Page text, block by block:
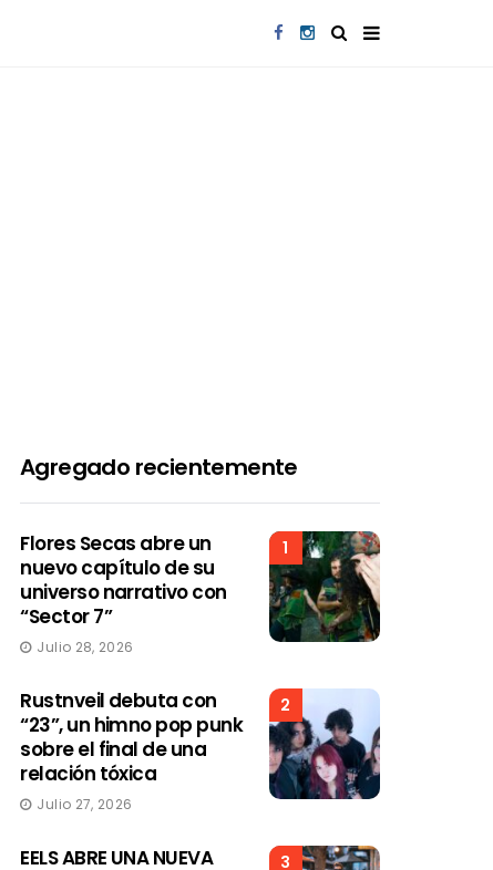
Agregado recientemente
1
Flores Secas abre un
nuevo capítulo de su
universo narrativo con
“Sector 7”
Julio 28, 2026
2
Rustnveil debuta con
“23”, un himno pop punk
sobre el final de una
relación tóxica
Julio 27, 2026
3
EELS ABRE UNA NUEVA